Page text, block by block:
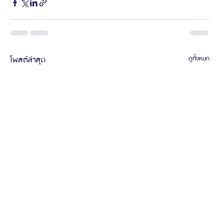
โพสต์ล่าสุด ดูทั้งหมด